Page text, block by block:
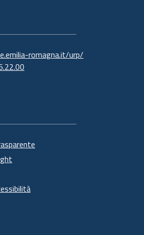
romagna.it/urp/